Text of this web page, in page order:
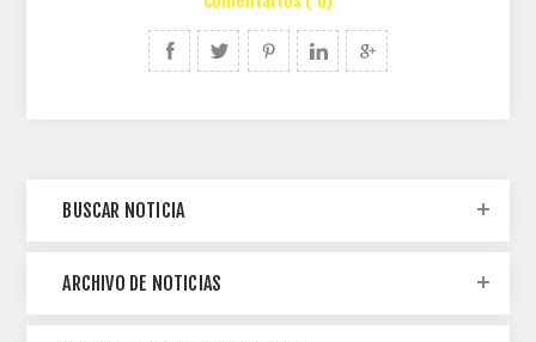
BUSCAR NOTICIA
ARCHIVO DE NOTICIAS